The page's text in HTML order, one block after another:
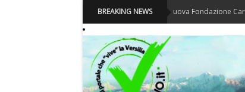
BREAKING NEWS
Carnevale - Nominata la nuova Fondazione Carnevale di